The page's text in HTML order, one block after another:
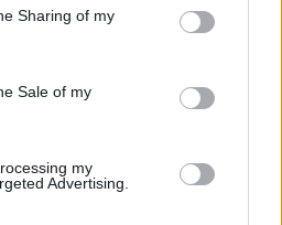
Sharing of my
Sale of my
my
Advertising.
Кореја и Русија градат
СО ШОКАНТНО
кажа што го мачи:
САКААТ ДА СЕ СУДИ